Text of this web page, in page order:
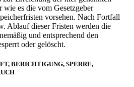
es die vom Gesetzgeber
vorsehen. Nach Fortfall
Ablauf dieser Fristen werden die
und entsprechend den
oder gelöscht.
BERICHTIGUNG, SPERRE,